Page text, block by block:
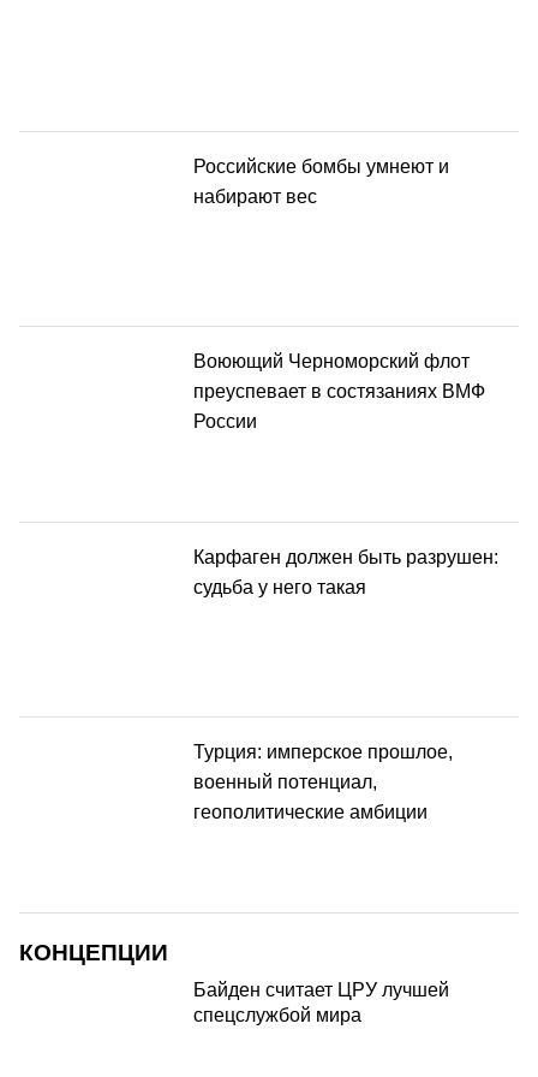
Российские бомбы умнеют и
набирают вес
Воюющий Черноморский флот
преуспевает в состязаниях ВМФ
России
Карфаген должен быть разрушен:
судьба у него такая
Турция: имперское прошлое,
военный потенциал,
геополитические амбиции
КОНЦЕПЦИИ
Байден считает ЦРУ лучшей
спецслужбой мира